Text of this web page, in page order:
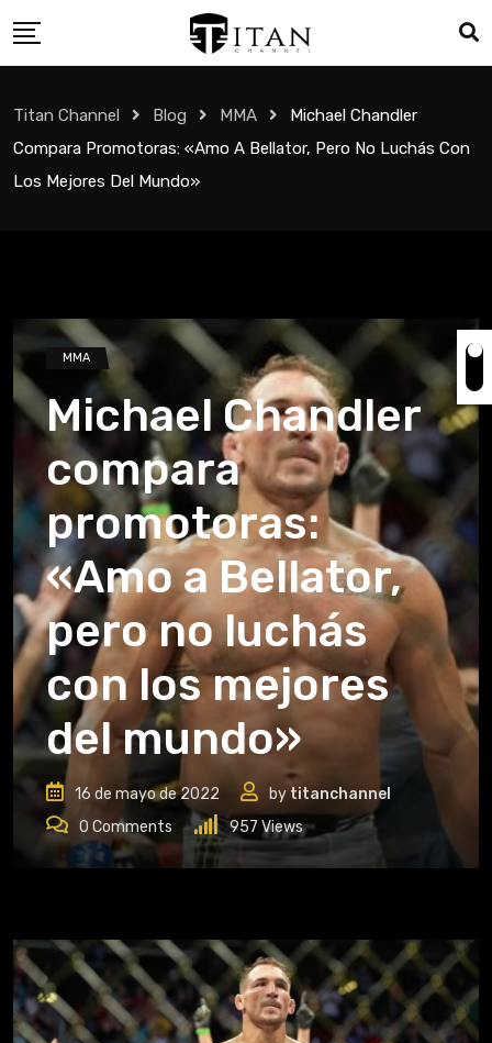
Titan Channel Blog MMA
Michael Chandler
Compara Promotoras: «Amo A Bellator, Pero No Luchás Con
Los Mejores Del Mundo»
MMA
Michael Chandler
compara
promotoras:
«Amo a Bellator,
pero no luchás
con los mejores
del mundo»
16 de mayo de 2022 by titanchannel
0 Comments 957 Views